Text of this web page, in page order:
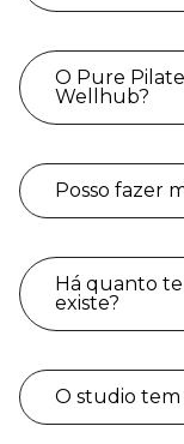
O Pure
Wellhub?
Posso fazer
Há quanto
existe?
O studio tem